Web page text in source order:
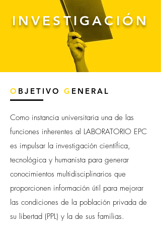
INVESTIGACIÓN
O BJETIVO G ENERAL
Como instancia universitaria una de las
funciones inherentes al LABORATORIO EPC
es impulsar la investigación científica,
tecnológica y humanista para generar
conocimientos multidisciplinarios que
proporcionen información útil para mejorar
las condiciones de la población privada de
su libertad (PPL) y la de sus familias.